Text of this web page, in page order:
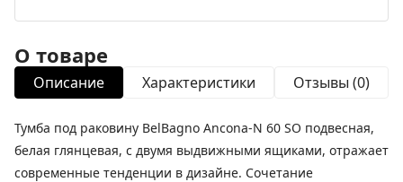
О товаре
Описание Характеристики Отзывы (0)
Тумба под раковину BelBagno Ancona-N 60 SO подвесная,
белая глянцевая, с двумя выдвижными ящиками, отражает
современные тенденции в дизайне. Сочетание